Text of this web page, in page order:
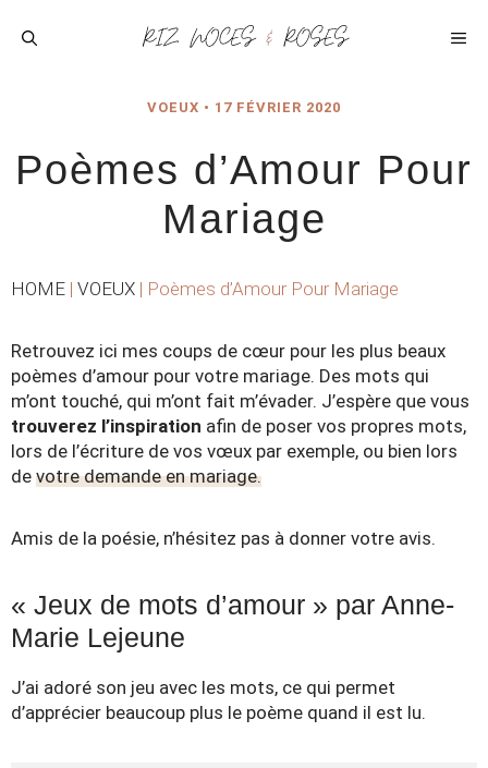
VOEUX • 17 FÉVRIER 2020
Poèmes d’Amour Pour
Mariage
HOME | VOEUX | Poèmes d’Amour Pour Mariage
Retrouvez ici mes coups de cœur pour les plus beaux
poèmes d’amour pour votre mariage. Des mots qui
m’ont touché, qui m’ont fait m’évader. J’espère que vous
trouverez l’inspiration afin de poser vos propres mots,
lors de l’écriture de vos vœux par exemple, ou bien lors
de votre demande en mariage.
Amis de la poésie, n’hésitez pas à donner votre avis.
« Jeux de mots d’amour » par Anne-
Marie Lejeune
J’ai adoré son jeu avec les mots, ce qui permet
d’apprécier beaucoup plus le poème quand il est lu.